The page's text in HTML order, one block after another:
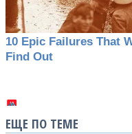
ЕЩЕ ПО ТЕМЕ